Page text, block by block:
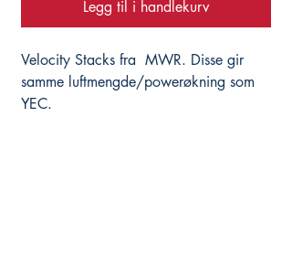
Legg til i handlekurv
Velocity Stacks fra MWR. Disse gir
samme luftmengde/powerøkning som
YEC.